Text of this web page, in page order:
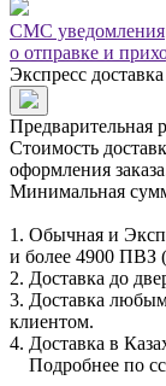
СМС уведомления
о отправке и
Экспресс доставка
Предварительная
Стоимость
оформления
Минимальная
1. Обычная и
и более 4900 ПВЗ
2. Доставка до
3. Доставка
клиентом.
4. Доставка в
Подробнее по